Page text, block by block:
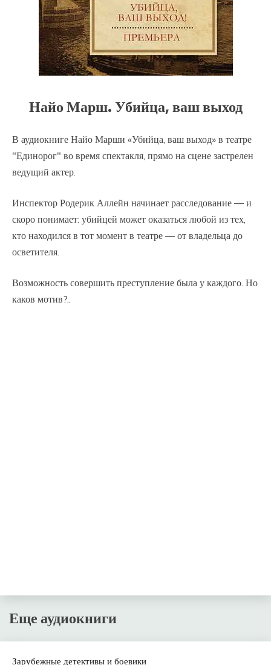
Найо Марш. Убийца, ваш выход
В аудиокниге Найо Марши «Убийца, ваш выход» в театре
"Единорог" во время спектакля, прямо на сцене застрелен
ведущий актер.
Инспектор Родерик Аллейн начинает расследование — и
скоро понимает: убийцей может оказаться любой из тех,
кто находился в тот момент в театре — от владельца до
осветителя.
Возможность совершить преступление была у каждого. Но
каков мотив?..
Еще аудиокниги
Зарубежные детективы и боевики